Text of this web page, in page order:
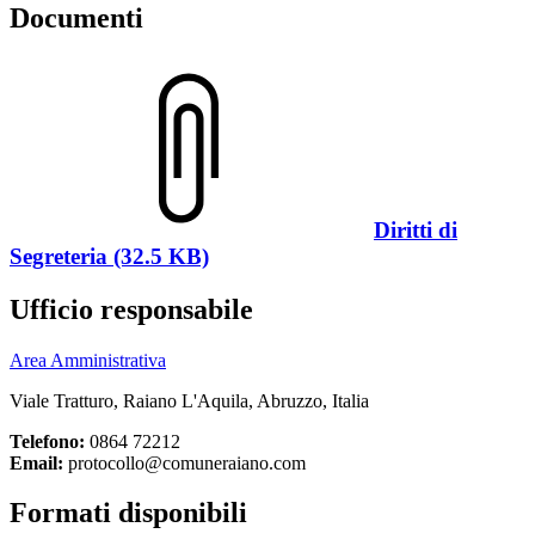
Documenti
Diritti di
Segreteria (32.5 KB)
Ufficio responsabile
Area Amministrativa
Viale Tratturo, Raiano L'Aquila, Abruzzo, Italia
Telefono: 0864 72212
Email: protocollo@comuneraiano.com
Formati disponibili